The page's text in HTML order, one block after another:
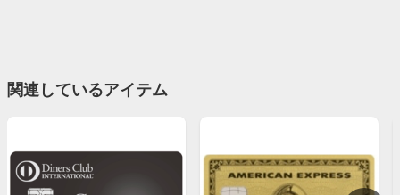
関連しているアイテム